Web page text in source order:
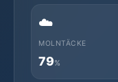
☁️
MOLNTÄCKE
79%